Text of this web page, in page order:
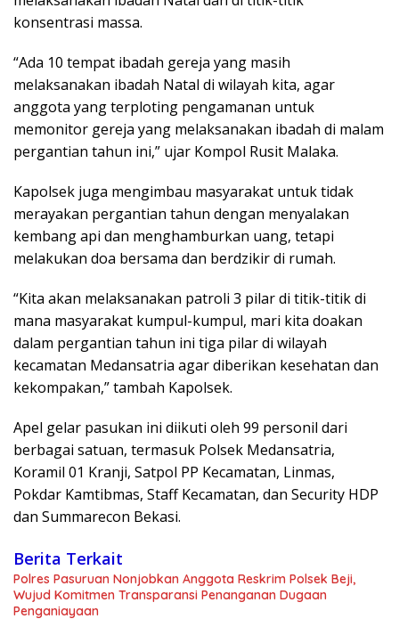
konsentrasi massa.
“Ada 10 tempat ibadah gereja yang masih
melaksanakan ibadah Natal di wilayah kita, agar
anggota yang terploting pengamanan untuk
memonitor gereja yang melaksanakan ibadah di malam
pergantian tahun ini,” ujar Kompol Rusit Malaka.
Kapolsek juga mengimbau masyarakat untuk tidak
merayakan pergantian tahun dengan menyalakan
kembang api dan menghamburkan uang, tetapi
melakukan doa bersama dan berdzikir di rumah.
“Kita akan melaksanakan patroli 3 pilar di titik-titik di
mana masyarakat kumpul-kumpul, mari kita doakan
dalam pergantian tahun ini tiga pilar di wilayah
kecamatan Medansatria agar diberikan kesehatan dan
kekompakan,” tambah Kapolsek.
Apel gelar pasukan ini diikuti oleh 99 personil dari
berbagai satuan, termasuk Polsek Medansatria,
Koramil 01 Kranji, Satpol PP Kecamatan, Linmas,
Pokdar Kamtibmas, Staff Kecamatan, dan Security HDP
dan Summarecon Bekasi.
Berita Terkait
Polres Pasuruan Nonjobkan Anggota Reskrim Polsek Beji,
Wujud Komitmen Transparansi Penanganan Dugaan
Penganiayaan